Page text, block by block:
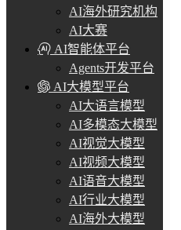
AI海外研究机构
AI大赛
AI智能体平台
Agents开发平台
AI大模型平台
AI大语言模型
AI多模态大模型
AI视觉大模型
AI视频大模型
AI语音大模型
AI行业大模型
AI海外大模型